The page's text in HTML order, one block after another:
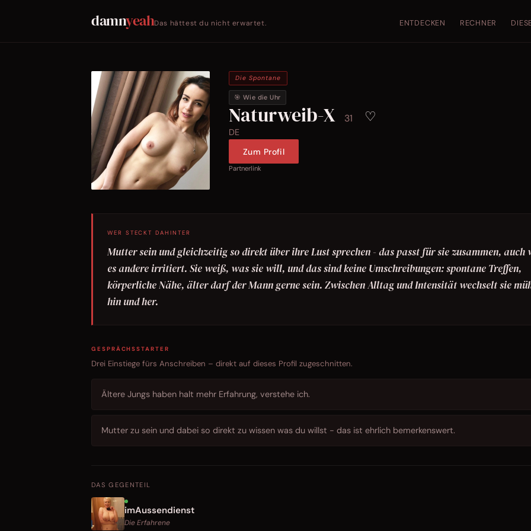
damnyeahDas hättest du nicht erwartet. ENTDECKEN RECHNER
Die Spontane
🎯 Wie die Uhr
Naturweib-X 31 ♡
DE
Zum Profil
Partnerlink
WER STECKT DAHINTER
Mutter sein und gleichzeitig so direkt über ihre Lust sprechen - das passt für sie zusammen, auch
es andere irritiert. Sie weiß, was sie will, und das sind keine Umschreibungen: spontane Treffen,
körperliche Nähe, älter darf der Mann gerne sein. Zwischen Alltag und Intensität wechselt sie
hin und her.
GESPRÄCHSSTARTER
Drei Einstiege fürs Anschreiben – direkt auf dieses Profil zugeschnitten.
Ältere Jungs haben halt mehr Erfahrung, verstehe ich.
Mutter zu sein und dabei so direkt zu wissen was du willst - das ist ehrlich bemerkenswert.
DAS GEGENTEIL
imAussendienst
Die Erfahrene